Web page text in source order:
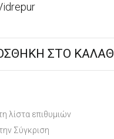
ΣΤΟ ΚΑΛΆΘΙ
λίστα επιθυμιών
Σύγκριση